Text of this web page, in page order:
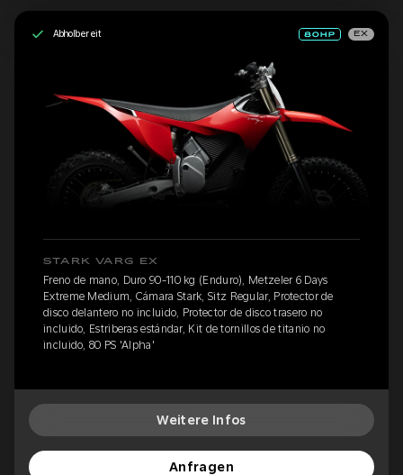
Abholbereit EX
STARK VARG EX
Freno de mano, Duro 90-110 kg (Enduro), Metzeler 6 Days
Extreme Medium, Cámara Stark, Sitz Regular, Protector de
disco delantero no incluido, Protector de disco trasero no
incluido, Estriberas estándar, Kit de tornillos de titanio no
incluido, 80 PS 'Alpha'
Weitere Infos
Anfragen